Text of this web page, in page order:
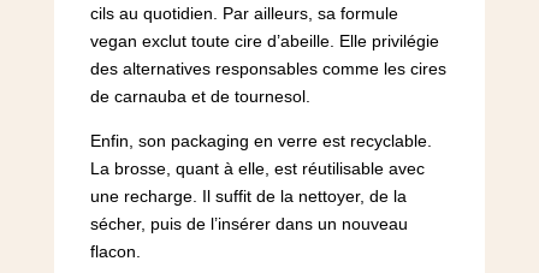
cils au quotidien. Par ailleurs, sa formule
vegan exclut toute cire d’abeille. Elle privilégie
des alternatives responsables comme les cires
de carnauba et de tournesol.
Enfin, son packaging en verre est recyclable.
La brosse, quant à elle, est réutilisable avec
une recharge. Il suffit de la nettoyer, de la
sécher, puis de l’insérer dans un nouveau
flacon.